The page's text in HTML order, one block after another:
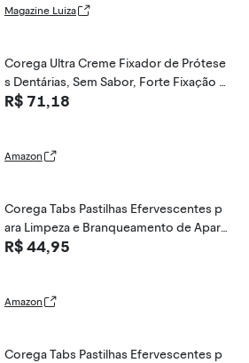
Magazine Luiza
Corega Ultra Creme Fixador de Prótese
s Dentárias, Sem Sabor, Forte Fixação p
or até 12h, 70g
R$ 71,18
Amazon
Corega Tabs Pastilhas Efervescentes p
ara Limpeza e Branqueamento de Apare
lhos Dentários e Próteses Dentárias, 30
R$ 44,95
Amazon
Corega Tabs Pastilhas Efervescentes p